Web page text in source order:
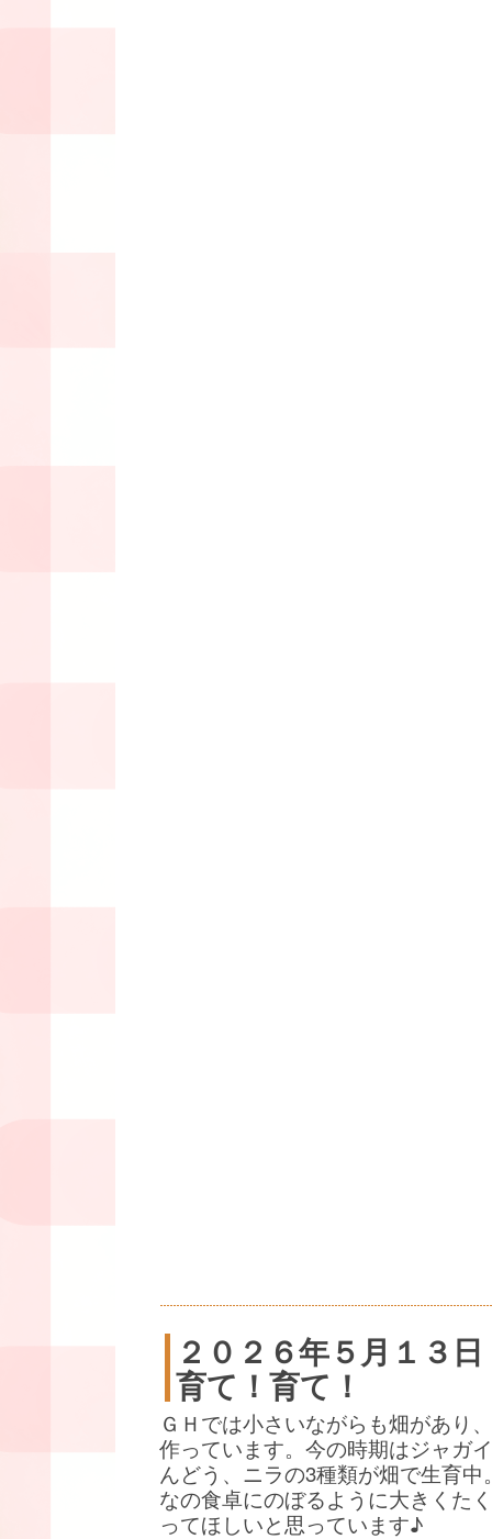
２０２６年５月１３日
育て！育て！
ＧＨでは小さいながらも畑があり
作っています。今の時期はジャガ
んどう、ニラの3種類が畑で生育中
なの食卓にのぼるように大きくた
ってほしいと思っています♪